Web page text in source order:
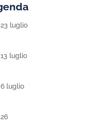
luglio
luglio
luglio